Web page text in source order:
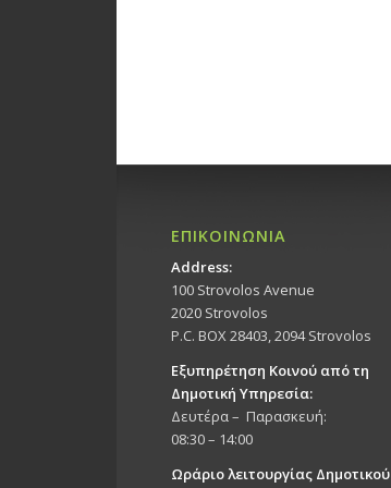
ΕΠΙΚΟΙΝΩΝΙΑ
Address:
100 Strovolos Avenue
2020 Strovolos
P.C. BOX 28403, 2094 Strovolos
Εξυπηρέτηση Κοινού από τη
Δημοτική Υπηρεσία:
Δευτέρα – Παρασκευή:
08:30 – 14:00
Ωράριο λειτουργίας Δημοτικού